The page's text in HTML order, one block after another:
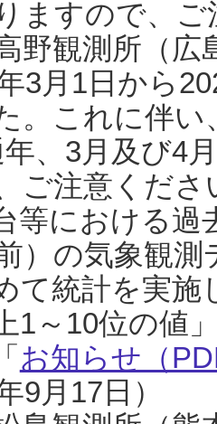
ますので、
野観測所（
3月1日から
。これに伴い
、3月及び4
ご注意くだ
等における過
前）の気象観
て統計を実
1～10位の値
お知らせ（
9月17日）